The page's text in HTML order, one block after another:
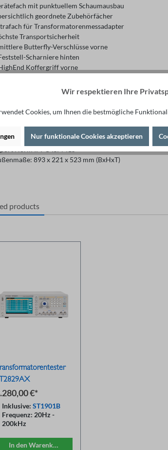
mit punktuellem Schaumausbau
geordnete Zubehörfächer
für Transformatorenmessadapter
Transportsicherheit
Butterfly-Verschlüsse vorne
Scharniere hinten
Koffergriff vorne
innen mit grauer Gegenzugfolie beschichtet
außen mit PVC-Folie beschichtet
bei Farbe Phenol Innenfarbe wie Außenfarbe
Stahlkugelecken mit Stapeldelle (3x genietet)
893 x 221 x 523 mm (BxHxT)
products
€*
Inklusive: ST1901B
Frequenz: 20Hz -
200kHz
Bedienungsanleitung
In den Warenkorb
Wir respektieren Ihre
Cookies, um Ihnen die bestmögliche
Nur funktionale Cookies akzeptieren